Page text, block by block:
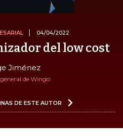
04/04/2022
del low cost
Jiménez
de Wingo
DE ESTE AUTOR